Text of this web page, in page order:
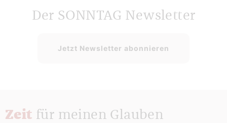
Der SONNTAG Newsletter
Jetzt Newsletter abonnieren
Zeit für meinen Glauben